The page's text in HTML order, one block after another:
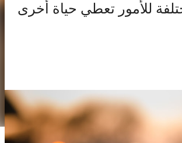
للأمور تعطي حياة أخرى